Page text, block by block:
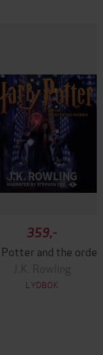
359,-
J.K. Rowling
LYDBOK